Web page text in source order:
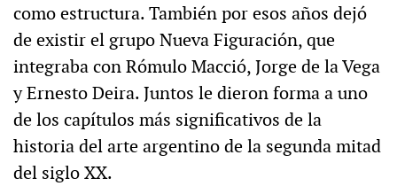
como estructura. También por esos años dejó
de existir el grupo Nueva Figuración, que
integraba con Rómulo Macció, Jorge de la Vega
y Ernesto Deira. Juntos le dieron forma a uno
de los capítulos más significativos de la
historia del arte argentino de la segunda mitad
del siglo XX.